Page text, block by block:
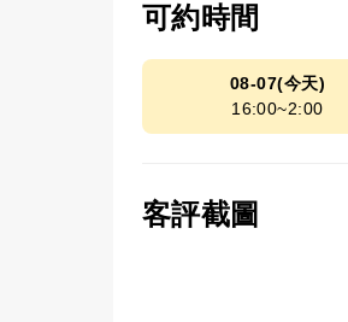
可約時間
08-07(今天)
16:00~2:00
客評截圖